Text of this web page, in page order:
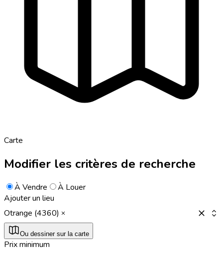
Carte
Modifier les critères de recherche
À Vendre
À Louer
Ajouter un lieu
Otrange (4360)
Ou dessiner sur la carte
Prix minimum